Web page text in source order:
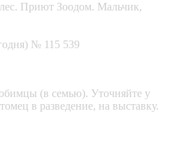
№ 115 539
(в семью). Уточняйте у
в разведение, на выставку.